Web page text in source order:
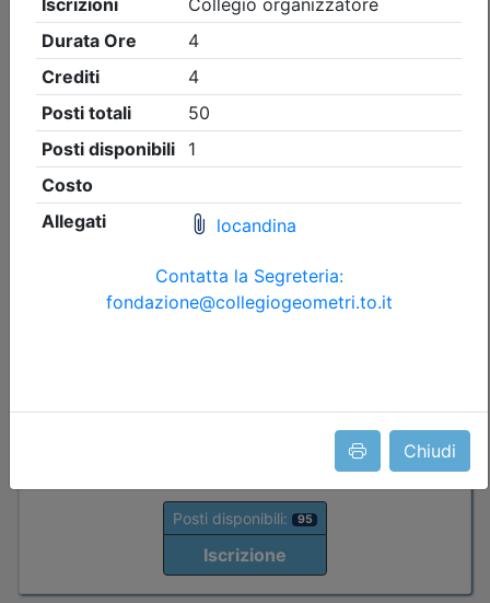
Chiudi
Collegio Geometri e Geometri Laureati della provincia di
Torino
Visita guidata CONVEGNO ANNUALE
DI CATEGORIA DEI GEOMETRI DELLA
ZONA DI PINEROLO
(edizione 4)
Durata:2 ore
Priorità iscrizioni Allegati
Note
Posti disponibili: 95
Iscrizione